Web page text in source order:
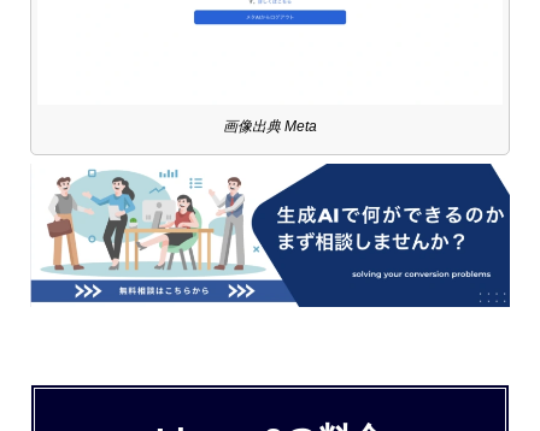
画像出典 Meta